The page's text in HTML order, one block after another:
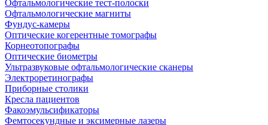
Офтальмологические тест-полоски
Офтальмологические магниты
Фундус-камеры
Оптические когерентные томографы
Корнеотопографы
Оптические биометры
Ультразвуковые офтальмологические сканеры
Электроретинографы
Приборные столики
Кресла пациентов
Факоэмульсификаторы
Фемтосекундные и эксимерные лазеры